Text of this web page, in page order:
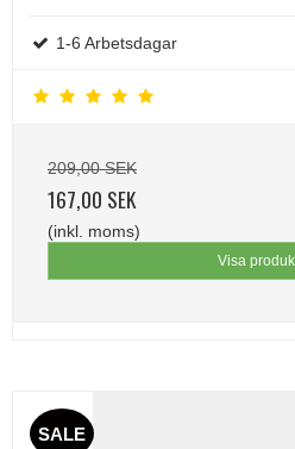
1-6 Arbetsdagar
209,00 SEK
167,00 SEK
(inkl. moms)
Visa
SALE